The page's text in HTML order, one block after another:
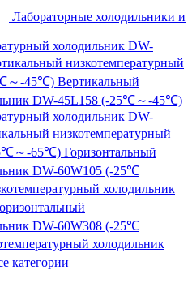
Лабораторные холодильники и
холодильник DW-
низкотемпературный
～-45℃) Вертикальный
DW-45L158 (-25℃～-45℃)
холодильник DW-
низкотемпературный
～-65℃) Горизонтальный
DW-60W105 (-25℃
холодильник
DW-60W308 (-25℃
холодильник
категории